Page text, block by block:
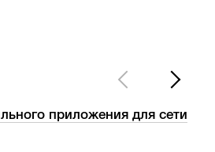
приложения для сети